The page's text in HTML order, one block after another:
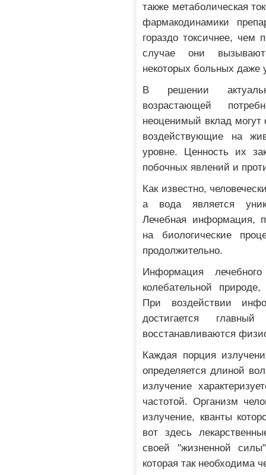
также метаболическая
фармакодинамики
гораздо токсичнее, чем
случае они
некоторых больных
В решении
возрастающей
неоценимый вклад могут
воздействующие на
уровне. Ценность их
побочных явлений и
Как известно,
а вода является
Лечебная информация,
на биологические
продолжительно.
Информация
колебательной
При воздействии
достигается
восстанавливаются
Каждая порция
определяется длиной
излучение
частотой. Организм
излучение, кванты
вот здесь
своей "жизненной
которая так необходима